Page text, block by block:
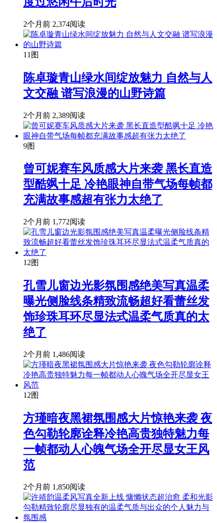
2个月前 2,374阅读
11图
陈卓璇青山绿水间绽放魅力 自然与人
文交融 谱写浪漫的山野诗篇
2个月前 2,389阅读
9图
曾可妮赛车风质感大片来袭 黑长直造
型酷飒十足 冷艳眼神自带气场每帧都
充满故事感超有张力太绝了
2个月前 1,772阅读
12图
孔雪儿窗边光影氛围感绝美写真温柔
曝光侧脸线条精致流畅超好看蕾丝发
饰珍珠耳环尽显法式温柔气质真的太
绝了
2个月前 1,486阅读
12图
方瑾暗夜黑裙氛围感大片惊艳来袭 夜
色勾勒轮廓诠释冷艳高贵独特魅力每
一帧都动人心魄气场全开尽显女王风
范
2个月前 1,850阅读